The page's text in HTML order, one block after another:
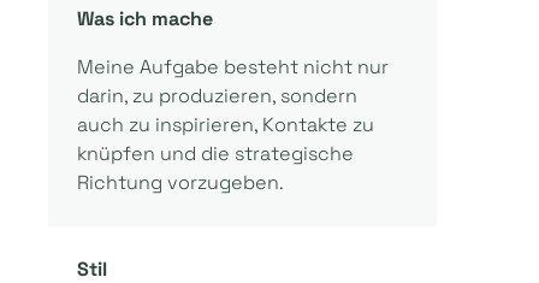
Was ich mache
Meine Aufgabe besteht nicht nur
darin, zu produzieren, sondern
auch zu inspirieren, Kontakte zu
knüpfen und die strategische
Richtung vorzugeben.
Stil